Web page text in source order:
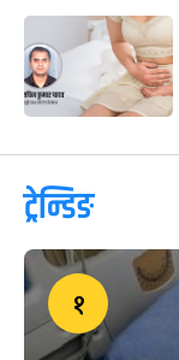
ट्रेन्डिङ
१